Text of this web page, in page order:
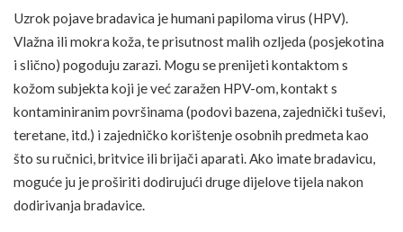
Uzrok pojave bradavica je humani papiloma virus (HPV).
Vlažna ili mokra koža, te prisutnost malih ozljeda (posjekotina
i slično) pogoduju zarazi. Mogu se prenijeti kontaktom s
kožom subjekta koji je već zaražen HPV-om, kontakt s
kontaminiranim površinama (podovi bazena, zajednički tuševi,
teretane, itd.) i zajedničko korištenje osobnih predmeta kao
što su ručnici, britvice ili brijači aparati. Ako imate bradavicu,
moguće ju je proširiti dodirujući druge dijelove tijela nakon
dodirivanja bradavice.